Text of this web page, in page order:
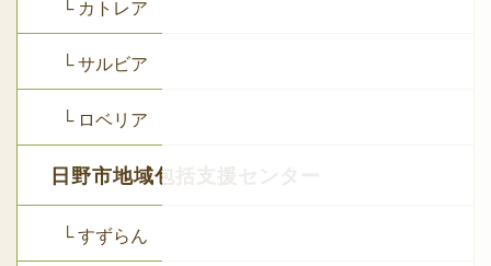
└ カトレア
└ サルビア
└ ロベリア
日野市地域包括支援センター
└ すずらん